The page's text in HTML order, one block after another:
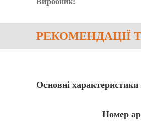
РЕКОМЕНДАЦІЇ
Основні
Номер